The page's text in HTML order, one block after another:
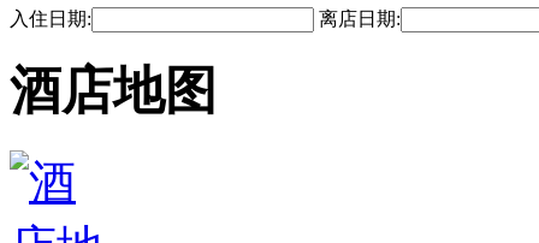
入住日期: 离店日期:
酒店地图